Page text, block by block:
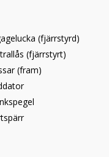
(fjärrstyrd)
(fjärrstyrt)
(fram)